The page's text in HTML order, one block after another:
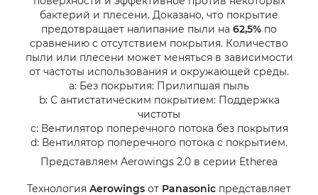
бактерий и плесени. Доказано, что покрытие
предотвращает налипание пыли на 62,5% по
сравнению с отсутствием покрытия. Количество
пыли или плесени может меняться в зависимости
от частоты использования и окружающей среды.
a: Без покрытия: Прилипшая пыль
b: С антистатическим покрытием: Поддержка
чистоты
c: Вентилятор поперечного потока без покрытия
d: Вентилятор поперечного потока с покрытием.
Представляем Aerowings 2.0 в серии Etherea
Технология Aerowings от Panasonic представляет